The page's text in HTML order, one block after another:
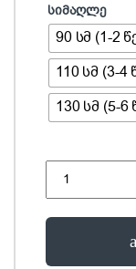
სიმაღლე
90 სმ (1-2
110 სმ (3-
130 სმ (5-